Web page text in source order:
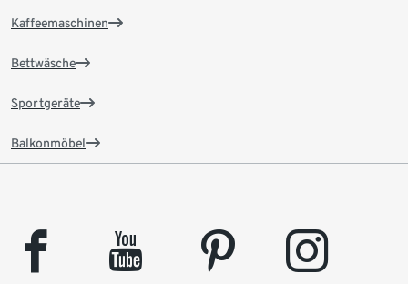
Kaffeemaschinen
Bettwäsche
Sportgeräte
Balkonmöbel
facebook youtube pinterest instagram